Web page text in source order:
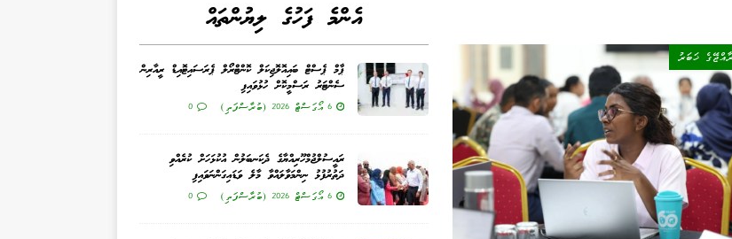
ޚަބަރު
އެންމެ ފަހުގެ ލިޔުންތައް
ޕާމް ޕެސްޓް ބައިއޮލޮޖިކަލް ކޮންޓްރޯލް ޕެރަސައިޓޮއިޑް ރީއާރިން
ސެންޓަރު ރަސްމީކޮށް ހުޅުވައިފި
6 އޯގަސްޓް 2026 (ބުރާސްފަތި) 0
ރައީސުލްޖުމްހޫރިއްޔާގެ ދެކަނބަލުން އުކުޅަހަށް ކުރެއްވި
ދަތުރުފުޅު ނިންމަވާލައްވާ މާލެ ވަޑައިގަންނަވައިފި
6 އޯގަސްޓް 2026 (ބުރާސްފަތި) 0